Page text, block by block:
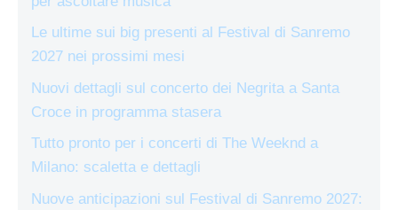
Le ultime sui big presenti al Festival di Sanremo
2027 nei prossimi mesi
Nuovi dettagli sul concerto dei Negrita a Santa
Croce in programma stasera
Tutto pronto per i concerti di The Weeknd a
Milano: scaletta e dettagli
Nuove anticipazioni sul Festival di Sanremo 2027: